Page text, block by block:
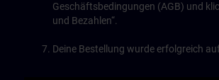
Geschäftsbedingungen (AGB) und
und Bezahlen“.
Deine Bestellung wurde erfolgreich